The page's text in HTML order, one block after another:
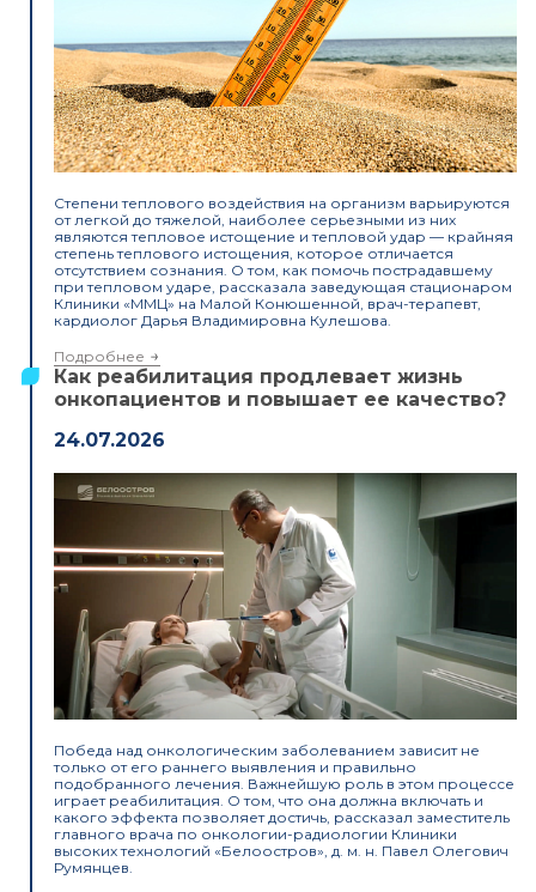
Степени теплового воздействия на организм варьируются
от легкой до тяжелой, наиболее серьезными из них
являются тепловое истощение и тепловой удар — крайняя
степень теплового истощения, которое отличается
отсутствием сознания. О том, как помочь пострадавшему
при тепловом ударе, рассказала заведующая стационаром
Клиники «ММЦ» на Малой Конюшенной, врач-терапевт,
кардиолог Дарья Владимировна Кулешова.
Подробнее
Как реабилитация продлевает жизнь
онкопациентов и повышает ее качество?
24.07.2026
Победа над онкологическим заболеванием зависит не
только от его раннего выявления и правильно
подобранного лечения. Важнейшую роль в этом процессе
играет реабилитация. О том, что она должна включать и
какого эффекта позволяет достичь, рассказал заместитель
главного врача по онкологии-радиологии Клиники
высоких технологий «Белоостров», д. м. н. Павел Олегович
Румянцев.